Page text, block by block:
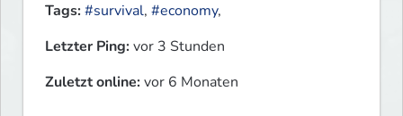
Tags:#survival, #economy,
Letzter Ping:vor 3 Stunden
Zuletzt online:vor 6 Monaten